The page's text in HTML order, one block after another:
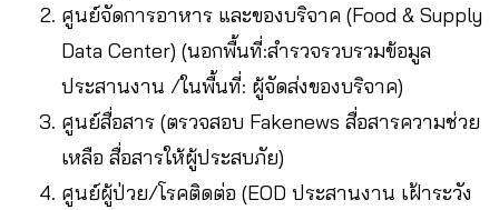
ศูนย์จัดการอาหาร และของบริจาค (Food & Supply
Data Center) (นอกพื้นที่:สำรวจรวบรวมข้อมูล
ประสานงาน /ในพื้นที่: ผู้จัดส่งของบริจาค)
ศูนย์สื่อสาร (ตรวจสอบ Fakenews สื่อสารความช่วย
เหลือ สื่อสารให้ผู้ประสบภัย)
ศูนย์ผู้ป่วย/โรคติดต่อ (EOD ประสานงาน เฝ้าระวัง